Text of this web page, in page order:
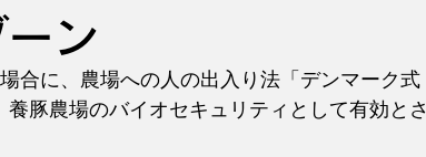
ン
豚農場のバイオセキュリティとして有効とさ